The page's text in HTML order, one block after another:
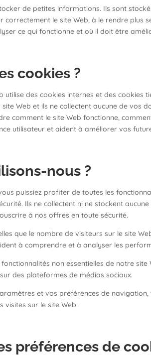
de petites informations. Ils sont
le site Web, à le rendre plus
ce qui fonctionne et où il doit être
cookies ?
des cookies internes et des cookies
Web et ils ne collectent aucune de vos
comment le site Web fonctionne,
utilisateur et aident à améliorer vos
nous ?
puissiez profiter de toutes les
Ils ne collectent ni ne stockent
à nos offres en toute sécurité.
que le nombre de visiteurs sur le site
à comprendre et à analyser les
non essentielles de notre
des plateformes de médias sociaux.
et vos préférences de
visites sur le site Web.
préférences de